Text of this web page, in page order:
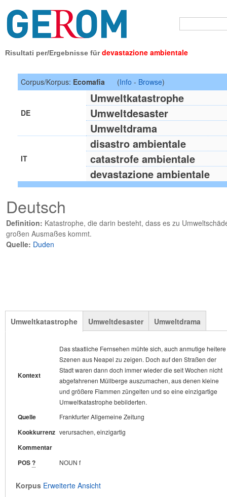
Risultati per/Ergebnisse fürdevastazione ambientale
Corpus/Korpus: Ecomafia (Info - Browse)
DE
Umweltkatastrophe
Umweltdesaster
Umweltdrama
IT
disastro ambientale
catastrofe ambientale
devastazione ambientale
Deutsch
Definition: Katastrophe, die darin besteht, dass es zu
großen Ausmaßes kommt.
Quelle: Duden
Umweltkatastrophe
Kontext
Das staatliche Fernsehen mühte sich, auch anmutige heitere
Szenen aus Neapel zu zeigen. Doch auf den Straßen der
Stadt waren dann doch immer wieder die seit Wochen nicht
abgefahrenen Müllberge auszumachen, aus denen kleine
und größere Flammen züngelten und so eine einzigartige
Umweltkatastrophe bebilderten.
Quelle Frankfurter Allgemeine Zeitung
Kookkurrenz verursachen, einzigartig
Kommentar
POS? NOUN f
Korpus Erweiterte Ansicht
Umweltdesaster
Kontext
Doch während im Abendprogramm des italienischen
Fernsehens bereits vor einem "atomaren Inferno" gewarnt
wird, machen Italiens Würdenträger jetzt weiter wie bisher.
Allen voran Staatspräsident Napolitano: Für ihn ist die
Camorra der "Hauptdarsteller" des Umweltdesasters nahe
seiner Heimatstadt Neapel; über den eigenen Anteil redet er
Umweltdrama
Das Abfall-Chaos auf den Straßen Neapels ist dabei wohl
das bekannteste, aber ein vergleichsweise kleines
Umweltdrama im Gegensatz zu dem, was Butta beschreibt.
Demnach haben maßgeblich Unternehmen der Cosa Nostra
das milliardenschwere Entsorgungsgeschäft unter Kontrolle.
taz
Kookkurrenz Umweltdebakel
Kommentar
POS?